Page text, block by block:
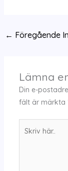
← Föregående
Lämna
Din e-
fält är märkta